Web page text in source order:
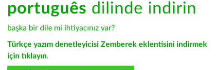
português dilinde indirin
başka bir dile mi ihtiyacınız var?
Türkçe yazım denetleyicisi Zemberek eklentisini indirmek
için tıklayın.